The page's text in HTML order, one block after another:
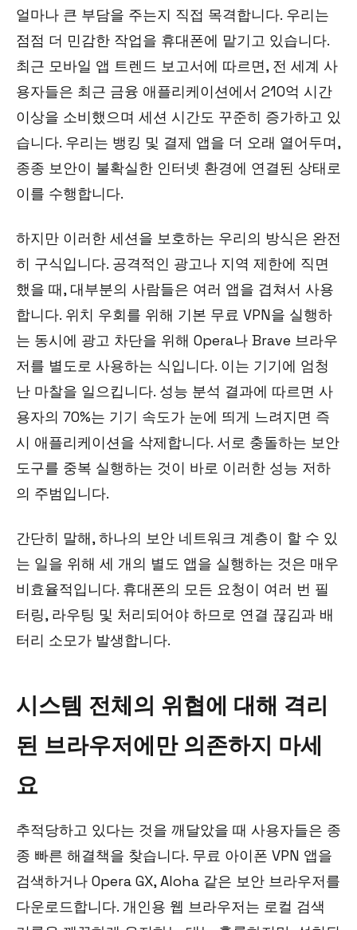
얼마나 큰 부담을 주는지 직접 목격합니다. 우리는
점점 더 민감한 작업을 휴대폰에 맡기고 있습니다.
최근 모바일 앱 트렌드 보고서에 따르면, 전 세계 사
용자들은 최근 금융 애플리케이션에서 210억 시간
이상을 소비했으며 세션 시간도 꾸준히 증가하고 있
습니다. 우리는 뱅킹 및 결제 앱을 더 오래 열어두며,
종종 보안이 불확실한 인터넷 환경에 연결된 상태로
이를 수행합니다.
하지만 이러한 세션을 보호하는 우리의 방식은 완전
히 구식입니다. 공격적인 광고나 지역 제한에 직면
했을 때, 대부분의 사람들은 여러 앱을 겹쳐서 사용
합니다. 위치 우회를 위해 기본 무료 VPN을 실행하
는 동시에 광고 차단을 위해 Opera나 Brave 브라우
저를 별도로 사용하는 식입니다. 이는 기기에 엄청
난 마찰을 일으킵니다. 성능 분석 결과에 따르면 사
용자의 70%는 기기 속도가 눈에 띄게 느려지면 즉
시 애플리케이션을 삭제합니다. 서로 충돌하는 보안
도구를 중복 실행하는 것이 바로 이러한 성능 저하
의 주범입니다.
간단히 말해, 하나의 보안 네트워크 계층이 할 수 있
는 일을 위해 세 개의 별도 앱을 실행하는 것은 매우
비효율적입니다. 휴대폰의 모든 요청이 여러 번 필
터링, 라우팅 및 처리되어야 하므로 연결 끊김과 배
터리 소모가 발생합니다.
시스템 전체의 위협에 대해 격리
된 브라우저에만 의존하지 마세
요
추적당하고 있다는 것을 깨달았을 때 사용자들은 종
종 빠른 해결책을 찾습니다. 무료 아이폰 VPN 앱을
검색하거나 Opera GX, Aloha 같은 보안 브라우저를
다운로드합니다. 개인용 웹 브라우저는 로컬 검색